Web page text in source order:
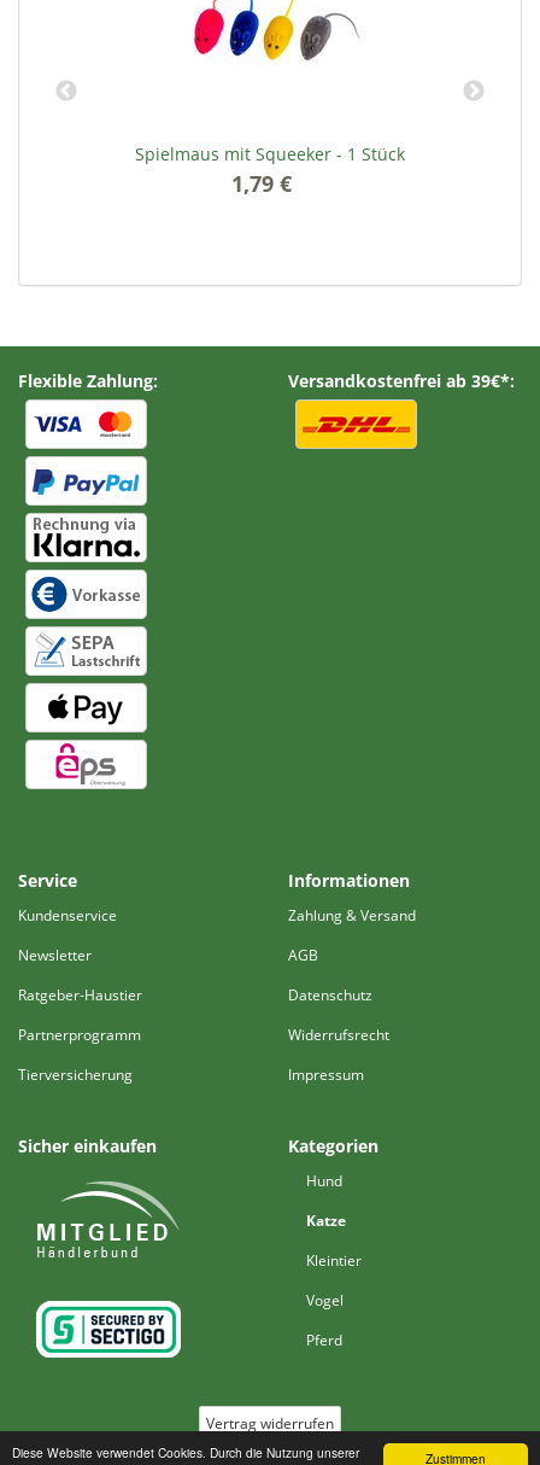
Zustimmen
Diese Website verwendet Cookies. Durch die Nutzung unserer
Spielmaus mit Squeeker - 1 Stück
1,79 €
Flexible Zahlung: Versandkostenfrei ab 39€*:
Service
Kundenservice
Newsletter
Ratgeber-Haustier
Partnerprogramm
Tierversicherung
Informationen
Zahlung & Versand
AGB
Datenschutz
Widerrufsrecht
Impressum
Sicher einkaufen Kategorien
Hund
Katze
Kleintier
Vogel
Pferd
Vertrag widerrufen